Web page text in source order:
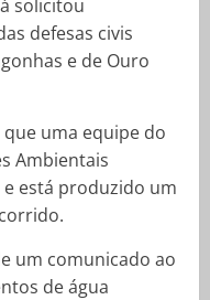
solicitou
defesas civis
e de Ouro
uma equipe do
Ambientais
está produzido um
um comunicado ao
de água